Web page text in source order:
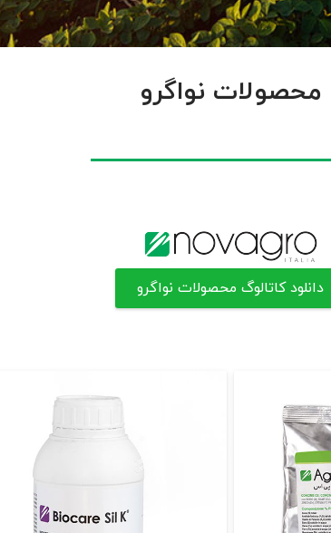
محصولات نواگرو
دانلود کاتالوگ محصولات نواگرو